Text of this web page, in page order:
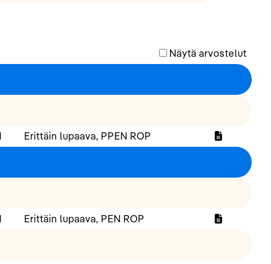
Näytä arvostelut
Erittäin lupaava, PPEN ROP
Erittäin lupaava, PEN ROP